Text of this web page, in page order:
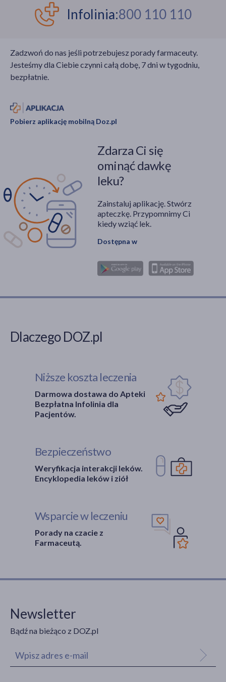
Infolinia:800 110 110
Zadzwoń do nas jeśli potrzebujesz porady farmaceuty.
Jesteśmy dla Ciebie czynni całą dobę, 7 dni w tygodniu,
bezpłatnie.
Pobierz aplikację mobilną Doz.pl
Zdarza Ci się
ominąć dawkę
leku?
Zainstaluj aplikację. Stwórz
apteczkę. Przypomnimy Ci
kiedy wziąć lek.
Dostępna w
Dlaczego DOZ.pl
Niższe koszta leczenia
Darmowa dostawa do Apteki
Bezpłatna Infolinia dla
Pacjentów.
Bezpieczeństwo
Weryfikacja interakcji leków.
Encyklopedia leków i ziół
Wsparcie w leczeniu
Porady na czacie z
Farmaceutą.
Newsletter
Bądź na bieżąco z DOZ.pl